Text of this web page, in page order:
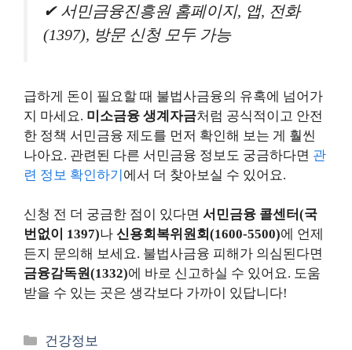
✔ 서민금융진흥원 홈페이지, 앱, 전화
(1397), 방문 신청 모두 가능
급하게 돈이 필요할 때 불법사금융의 유혹에 넘어가
지 마세요. 미소금융 생계자금처럼 공식적이고 안전
한 정책 서민금융 제도를 먼저 확인해 보는 게 훨씬
나아요. 관련된 다른 서민금융 정보도 궁금하다면 관
련 정보 확인하기 에서 더 찾아보실 수 있어요.
신청 전 더 궁금한 점이 있다면 서민금융 콜센터(국
번없이 1397)나 신용회복위원회(1600-5500)에 언제
든지 문의해 보세요. 불법사금융 피해가 의심된다면
금융감독원(1332)에 바로 신고하실 수 있어요. 도움
받을 수 있는 곳은 생각보다 가까이 있답니다!
카
건강정보